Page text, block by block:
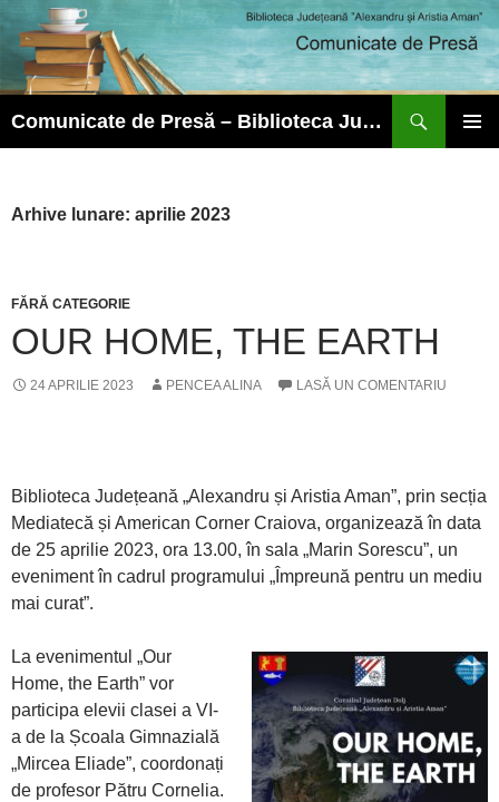
Comunicate de Presă – Biblioteca Județeană ”Alexandru și Aristia Aman”
Arhive lunare: aprilie 2023
FĂRĂ CATEGORIE
OUR HOME, THE EARTH
24 APRILIE 2023 PENCEA ALINA LASĂ UN COMENTARIU
Biblioteca Județeană „Alexandru și Aristia Aman”, prin secția
Mediatecă și American Corner Craiova, organizează în data
de 25 aprilie 2023, ora 13.00, în sala „Marin Sorescu”, un
eveniment în cadrul programului „Împreună pentru un mediu
mai curat”.
La evenimentul „Our
Home, the Earth” vor
participa elevii clasei a VI-
a de la Școala Gimnazială
„Mircea Eliade”, coordonați
de profesor Pătru Cornelia.